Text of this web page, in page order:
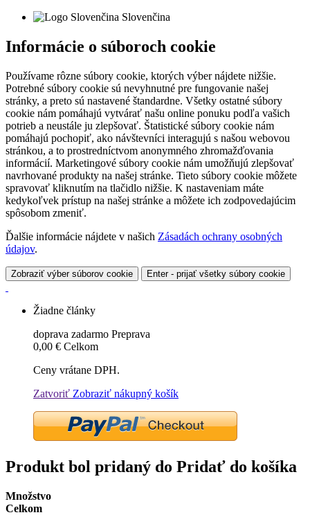
Slovenčina
Informácie o súboroch cookie
Používame rôzne súbory cookie, ktorých výber nájdete nižšie.
Potrebné súbory cookie sú nevyhnutné pre fungovanie našej
stránky, a preto sú nastavené štandardne. Všetky ostatné súbory
cookie nám pomáhajú vytvárať našu online ponuku podľa vašich
potrieb a neustále ju zlepšovať. Štatistické súbory cookie nám
pomáhajú pochopiť, ako návštevníci interagujú s našou webovou
stránkou, a to prostredníctvom anonymného zhromažďovania
informácií. Marketingové súbory cookie nám umožňujú zlepšovať
navrhované produkty na našej stránke. Tieto súbory cookie môžete
spravovať kliknutím na tlačidlo nižšie. K nastaveniam máte
kedykoľvek prístup na našej stránke a môžete ich zodpovedajúcim
spôsobom zmeniť.
Ďalšie informácie nájdete v našich Zásadách ochrany osobných
údajov.
Zobraziť výber súborov cookie Enter - prijať všetky súbory cookie
Žiadne články
doprava zadarmo Preprava
0,00 € Celkom
Ceny vrátane DPH.
Zatvoriť Zobraziť nákupný košík
Produkt bol pridaný do Pridať do košíka
Množstvo
Celkom